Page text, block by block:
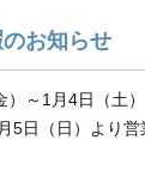
お知らせ
）～1月4日（土
5日（日）より営